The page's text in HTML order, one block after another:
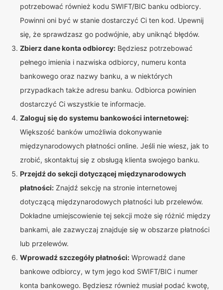
potrzebować również kodu SWIFT/BIC banku odbiorcy.
Powinni oni być w stanie dostarczyć Ci ten kod. Upewnij
się, że sprawdzasz go podwójnie, aby uniknąć błędów.
Zbierz dane konta odbiorcy: Będziesz potrzebować
pełnego imienia i nazwiska odbiorcy, numeru konta
bankowego oraz nazwy banku, a w niektórych
przypadkach także adresu banku. Odbiorca powinien
dostarczyć Ci wszystkie te informacje.
Zaloguj się do systemu bankowości internetowej:
Większość banków umożliwia dokonywanie
międzynarodowych płatności online. Jeśli nie wiesz, jak to
zrobić, skontaktuj się z obsługą klienta swojego banku.
Przejdź do sekcji dotyczącej międzynarodowych
płatności: Znajdź sekcję na stronie internetowej
dotyczącą międzynarodowych płatności lub przelewów.
Dokładne umiejscowienie tej sekcji może się różnić między
bankami, ale zazwyczaj znajduje się w obszarze płatności
lub przelewów.
Wprowadź szczegóły płatności: Wprowadź dane
bankowe odbiorcy, w tym jego kod SWIFT/BIC i numer
konta bankowego. Będziesz również musiał podać kwotę,